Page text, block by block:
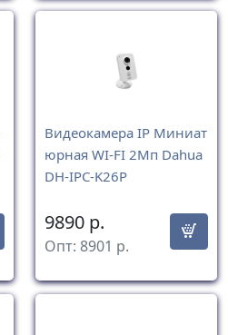
Видеокамера IP Миниат
юрная WI-FI 2Mп Dahua
DH-IPC-K26P
9890 р.
Опт: 8901 р.